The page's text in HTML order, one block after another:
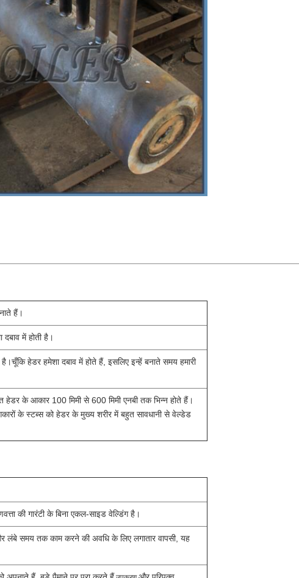
हैं।
में होती है।
हेडर हमेशा दबाव में होते हैं, इसलिए इन्हें बनाते समय हमारी
हेडर के आकार 100 मिमी से 600 मिमी एनबी तक भिन्न होते हैं।
के स्टब्स को हेडर के मुख्य शरीर में बहुत सावधानी से वेल्डेड
की गारंटी के बिना एकल-साइड वेल्डिंग है।
लंबे समय तक काम करने की अवधि के लिए लगातार वापसी, यह